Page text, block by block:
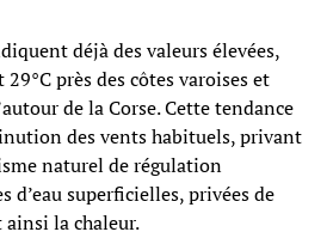
déjà des valeurs élevées,
près des côtes varoises et
de la Corse. Cette tendance
des vents habituels, privant
naturel de régulation
d’eau superficielles, privées de
ainsi la chaleur.